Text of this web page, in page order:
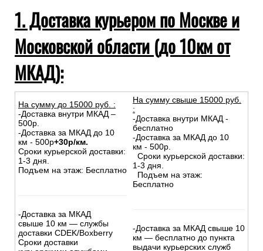
1. Доставка курьером по Москве и
Московской области (до 10км от
МКАД):
На сумму до 15000 руб. :
-Доставка внутри МКАД –
500р.
-Доставка за МКАД до 10
км - 500р+30р/км.
Сроки курьерской доставки:
1-3 дня.
Подъем на этаж: Бесплатно
-Доставка за МКАД
свыше 10 км — службы
доставки CDEK/Boxberry
Сроки доставки
На сумму свыше 15000 руб.
:
-Доставка внутри МКАД -
бесплатно
-Доставка за МКАД до 10
км - 500р.
Сроки курьерской доставки:
1-3 дня.
Подъем на этаж:
Бесплатно
-Доставка за МКАД свыше 10
км — бесплатно до пункта
выдачи курьерских служб